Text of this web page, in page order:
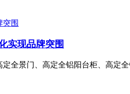
实现品牌突围
全景门、高定全铝阳台柜、高定